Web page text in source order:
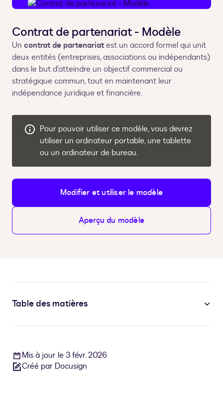
Contrat de partenariat - Modèle
Un contrat de partenariatest un accord formel qui unit
deux entités (entreprises, associations ou indépendants)
dans le but d'atteindre un objectif commercial ou
stratégique commun, tout en maintenant leur
indépendance juridique et financière.
Pour pouvoir utiliser ce modèle, vous devrez
utiliser un ordinateur portable, une tablette
ou un ordinateur de bureau.
Modifier et utiliser le modèle
Aperçu du modèle
Table des matières
Mis à jour le 3 févr. 2026
Créé par Docusign